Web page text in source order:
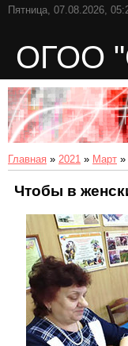
Пятница, 07.08.2026,
ОГОО
Главная » 2021 » Март »
Чтобы в